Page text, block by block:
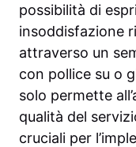
possibilità di
insoddisfazione
attraverso un
con pollice su o
solo permette
qualità del
cruciali per